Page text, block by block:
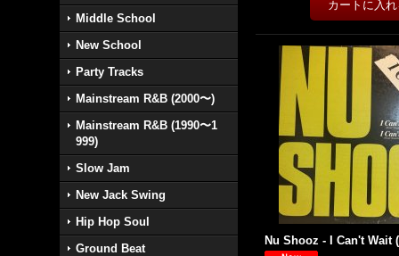
Middle School
New School
Party Tracks
Mainstream R&B (2000〜)
Mainstream R&B (1990〜1
999)
Slow Jam
New Jack Swing
Hip Hop Soul
Ground Beat
Nu Shooz - I Can't Wait